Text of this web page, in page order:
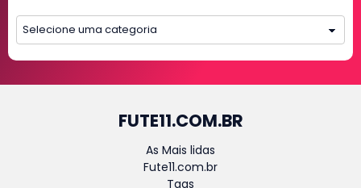
FUTE11.COM.BR
As Mais lidas
Fute11.com.br
Tags